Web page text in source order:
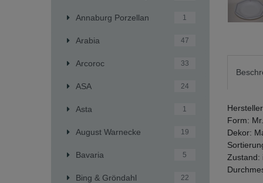
Annaburg Porzellan 1
Arabia 47
Arcoroc 33
ASA 24
Asta 1
August Warnecke 19
Bavaria 5
Bing & Gröndahl 22
Form:
Dekor:
Zustand: